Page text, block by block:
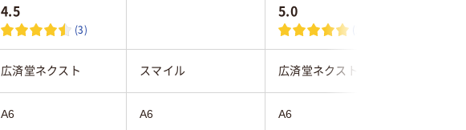
4.5
(3)
5.0
(1)
広済堂ネクスト スマイル 広済堂ネクスト
A6 A6 A6